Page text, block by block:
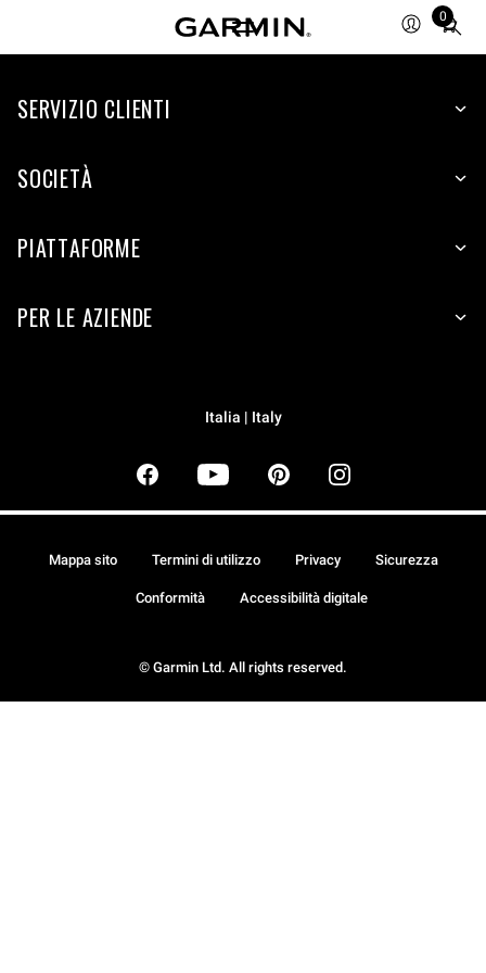
0
Total
items
cart:
SERVIZIO CLIENTI
SOCIETÀ
PIATTAFORME
PER LE AZIENDE
Italia | Italy
© Garmin Ltd. All rights reserved.
Mappa sito Termini di utilizzo Privacy Sicurezza
Conformità Accessibilità digitale